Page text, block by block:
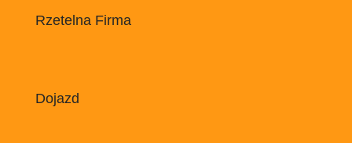
Rzetelna Firma
Dojazd